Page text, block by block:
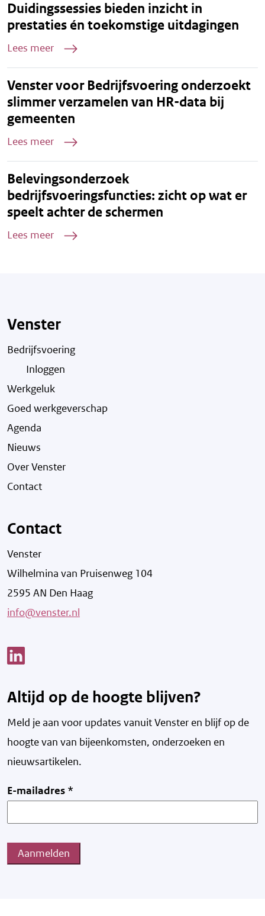
Duidingssessies bieden inzicht in
prestaties én toekomstige uitdagingen
Lees meer
Venster voor Bedrijfsvoering onderzoekt
slimmer verzamelen van HR-data bij
gemeenten
Lees meer
Belevingsonderzoek
bedrijfsvoeringsfuncties: zicht op wat er
speelt achter de schermen
Lees meer
Venster
Bedrijfsvoering
Inloggen
Werkgeluk
Goed werkgeverschap
Agenda
Nieuws
Over Venster
Contact
Contact
Venster
Wilhelmina van Pruisenweg 104
2595 AN Den Haag
info@venster.nl
Altijd op de hoogte blijven?
Meld je aan voor updates vanuit Venster en blijf op de
hoogte van van bijeenkomsten, onderzoeken en
nieuwsartikelen.
E-mailadres *
Aanmelden